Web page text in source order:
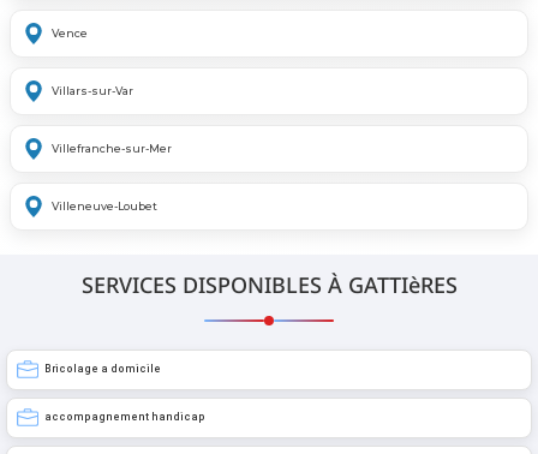
Vence
Villars-sur-Var
Villefranche-sur-Mer
Villeneuve-Loubet
SERVICES DISPONIBLES À GATTIèRES
Bricolage a domicile
accompagnement handicap